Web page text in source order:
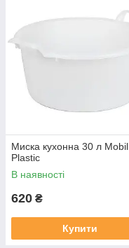
Миска кухонна 30 л Mobil
Plastic
В наявності
620 ₴
Купити